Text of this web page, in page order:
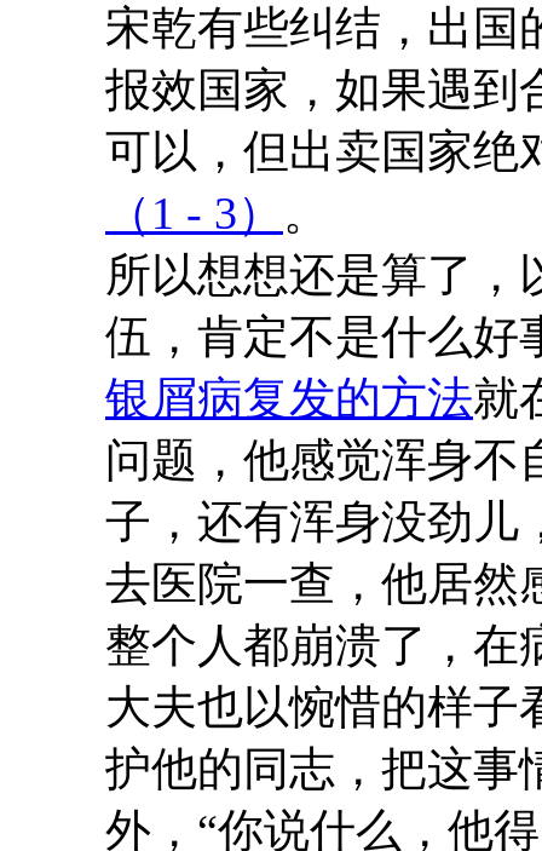
宋乾有些纠结，出国
报效国家，如果遇到
可以，但出卖国家绝
（1 - 3） 。
所以想想还是算了，
伍，肯定不是什么好
银屑病复发的方法就
问题，他感觉浑身不
子，还有浑身没劲儿
去医院一查，他居然
整个人都崩溃了，在
大夫也以惋惜的样子
护他的同志，把这事
外，“你说什么，他